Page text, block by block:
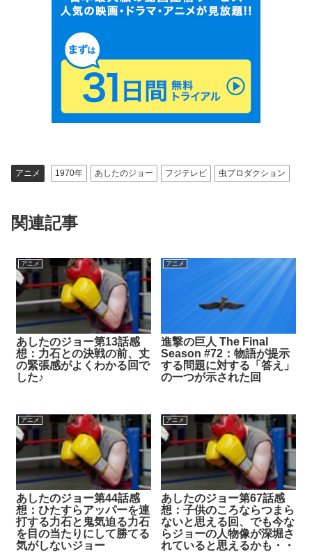
アニメ 1970年 あしたのジョー フジテレビ 虫プロダクション
関連記事
アニメ
あしたのジョー第13話感
想：力石との決戦の前、丈
の緊張感がよくわかる回で
した♪
アニメ
進撃の巨人 The Final
Season #72：物語が提示
する問題に対する「答え」
の一つが示された回
アニメ
あしたのジョー第44話感
想：ひたすらアッパーを連
打する力石と鬼気迫る力石
を目の当たりにして勝てる
気がしないジョー
アニメ
あしたのジョー第67話感
想：子供のころならつまら
ないと思える回、でも今な
らジョーの人物像が深堀さ
れていると思えるかも・・